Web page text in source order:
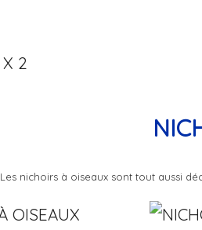
Les nichoirs à oiseaux sont tout aussi